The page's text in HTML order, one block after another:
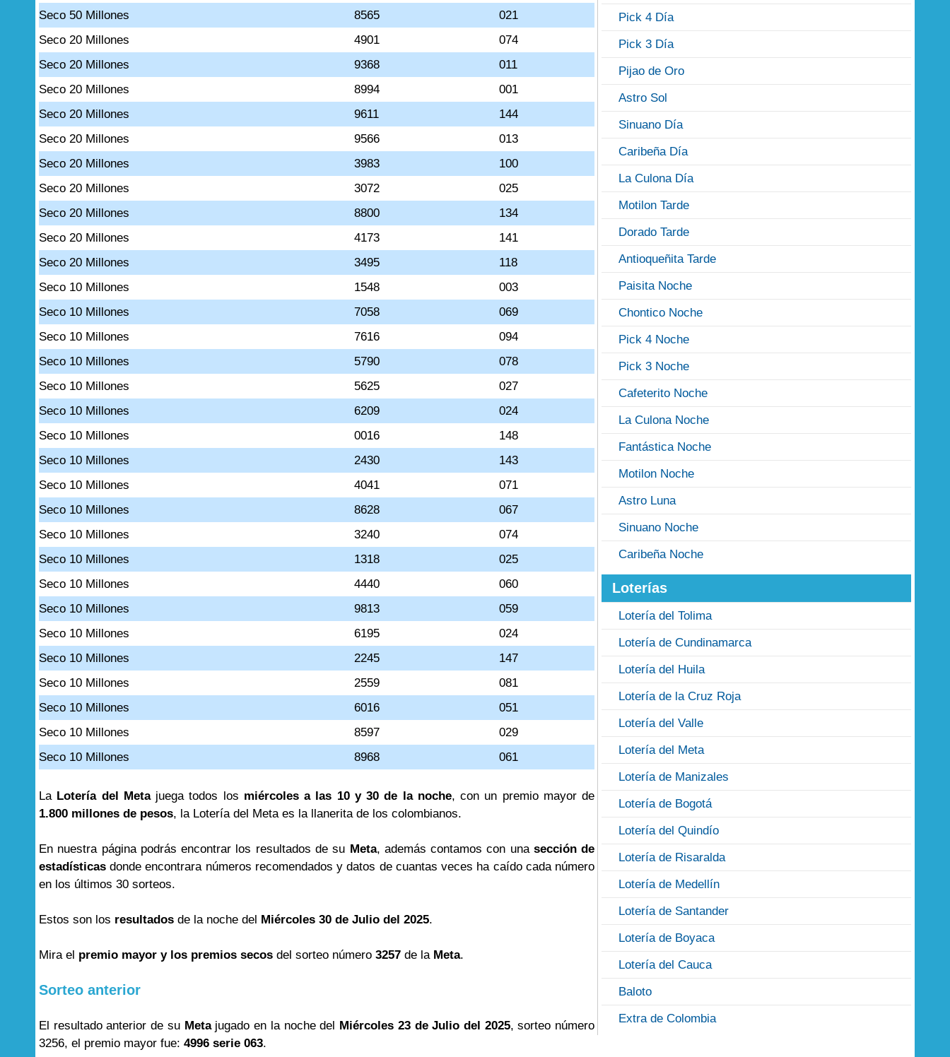
Seco 50 Millones
8565
021
Seco 20 Millones
4901
074
Seco 20 Millones
9368
011
Seco 20 Millones
8994
001
Seco 20 Millones
9611
144
Seco 20 Millones
9566
013
Seco 20 Millones
3983
100
Seco 20 Millones
3072
025
Seco 20 Millones
8800
134
Seco 20 Millones
4173
141
Seco 20 Millones
3495
118
Seco 10 Millones
1548
003
Seco 10 Millones
7058
069
Seco 10 Millones
7616
094
Seco 10 Millones
5790
078
Seco 10 Millones
5625
027
Seco 10 Millones
6209
024
Seco 10 Millones
0016
148
Seco 10 Millones
2430
143
Seco 10 Millones
4041
071
Seco 10 Millones
8628
067
Seco 10 Millones
3240
074
Seco 10 Millones
1318
025
Seco 10 Millones
4440
060
Seco 10 Millones
9813
059
Seco 10 Millones
6195
024
Seco 10 Millones
2245
147
Seco 10 Millones
2559
081
Seco 10 Millones
6016
051
Seco 10 Millones
8597
029
Seco 10 Millones
8968 061
La Lotería del Metajuega todos los miércoles a las 10 y 30 de la noche, con un premio mayor de
1.800 millones de pesos, la Lotería del Meta es la llanerita de los colombianos.
En nuestra página podrás encontrar los resultados de su Meta, además contamos con una sección de
estadísticas donde encontrara números recomendados y datos de cuantas veces ha caído cada número
en los últimos 30 sorteos.
Estos son los resultados de la noche del Miércoles 30 de Julio del 2025.
Mira el premio mayor y los premios secos del sorteo número 3257 de la Meta.
Sorteo anterior
El resultado anterior de su Metajugado en la noche del Miércoles 23 de Julio del 2025, sorteo número
3256, el premio mayor fue: 4996 serie 063.
Pick 4 Día
Pick 3 Día
Pijao de Oro
Astro Sol
Sinuano Día
Caribeña Día
La Culona Día
Motilon Tarde
Dorado Tarde
Antioqueñita Tarde
Paisita Noche
Chontico Noche
Pick 4 Noche
Pick 3 Noche
Cafeterito Noche
La Culona Noche
Fantástica Noche
Motilon Noche
Astro Luna
Sinuano Noche
Caribeña Noche
Loterías
Lotería del Tolima
Lotería de Cundinamarca
Lotería del Huila
Lotería de la Cruz Roja
Lotería del Valle
Lotería del Meta
Lotería de Manizales
Lotería de Bogotá
Lotería del Quindío
Lotería de Risaralda
Lotería de Medellín
Lotería de Santander
Lotería de Boyaca
Lotería del Cauca
Baloto
Extra de Colombia